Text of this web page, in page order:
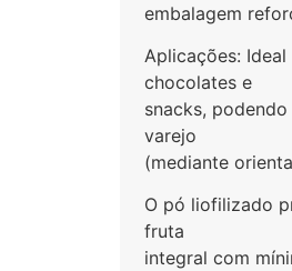
embalagem
Aplicações:
chocolates e
snacks,
varejo
(mediante
O pó liofilizado
fruta
integral com